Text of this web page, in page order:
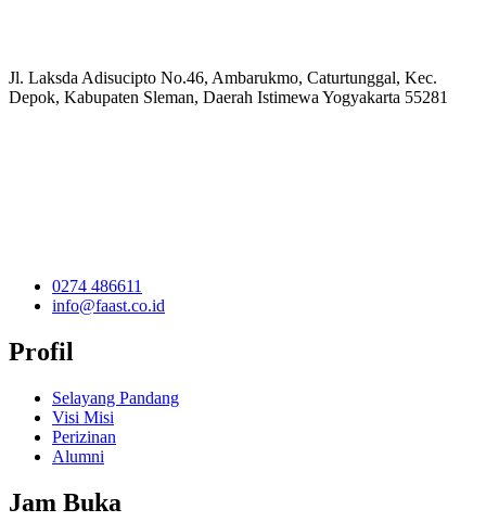
Jl. Laksda Adisucipto No.46, Ambarukmo, Caturtunggal, Kec.
Depok, Kabupaten Sleman, Daerah Istimewa Yogyakarta 55281
0274 486611
info@faast.co.id
Profil
Selayang Pandang
Visi Misi
Perizinan
Alumni
Jam Buka